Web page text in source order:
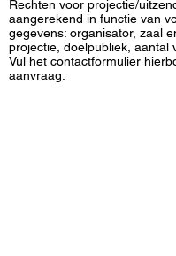
Rechten voor projectie/
aangerekend in functie van
gegevens: organisator, zaal
projectie, doelpubliek, aantal
Vul het contactformulier
aanvraag.